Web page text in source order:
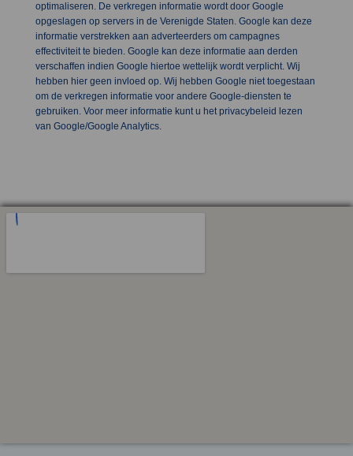
optimaliseren. De verkregen informatie wordt door Google
opgeslagen op servers in de Verenigde Staten. Google kan deze
informatie verstrekken aan adverteerders om campagnes
effectiviteit te bieden. Google kan deze informatie aan derden
verschaffen indien Google hiertoe wettelijk wordt verplicht. Wij
hebben hier geen invloed op. Wij hebben Google niet toegestaan
om de verkregen informatie voor andere Google-diensten te
gebruiken. Voor meer informatie kunt u het privacybeleid lezen
van Google/Google Analytics.